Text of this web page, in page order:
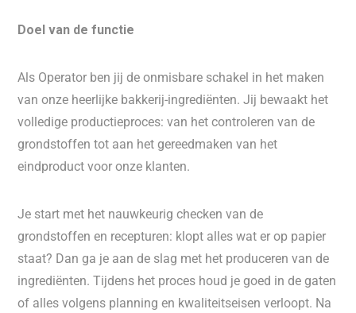
Doel van de functie
Als Operator ben jij de onmisbare schakel in het maken
van onze heerlijke bakkerij-ingrediënten. Jij bewaakt het
volledige productieproces: van het controleren van de
grondstoffen tot aan het gereedmaken van het
eindproduct voor onze klanten.
Je start met het nauwkeurig checken van de
grondstoffen en recepturen: klopt alles wat er op papier
staat? Dan ga je aan de slag met het produceren van de
ingrediënten. Tijdens het proces houd je goed in de gaten
of alles volgens planning en kwaliteitseisen verloopt. Na